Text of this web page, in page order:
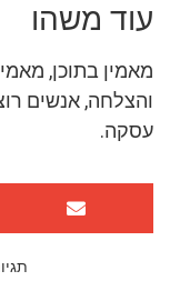
עוד משהו
מאמין בתוכן,
והצלחה, אנשים
עסקה.